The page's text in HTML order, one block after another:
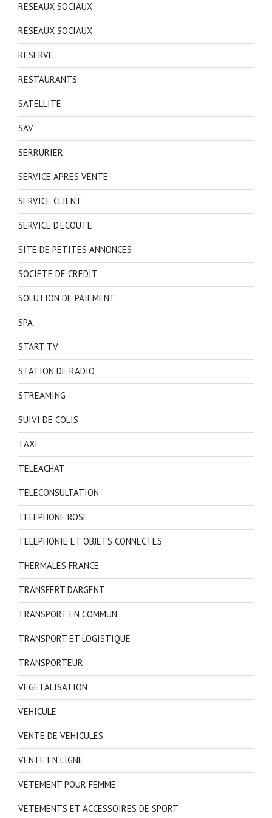
RESEAUX SOCIAUX
RESEAUX SOCIAUX
RESERVE
RESTAURANTS
SATELLITE
SAV
SERRURIER
SERVICE APRES VENTE
SERVICE CLIENT
SERVICE D'ECOUTE
SITE DE PETITES ANNONCES
SOCIETE DE CREDIT
SOLUTION DE PAIEMENT
SPA
START TV
STATION DE RADIO
STREAMING
SUIVI DE COLIS
TAXI
TELEACHAT
TELECONSULTATION
TELEPHONE ROSE
TELEPHONIE ET OBJETS CONNECTES
THERMALES FRANCE
TRANSFERT D'ARGENT
TRANSPORT EN COMMUN
TRANSPORT ET LOGISTIQUE
TRANSPORTEUR
VEGETALISATION
VEHICULE
VENTE DE VEHICULES
VENTE EN LIGNE
VETEMENT POUR FEMME
VETEMENTS ET ACCESSOIRES DE SPORT